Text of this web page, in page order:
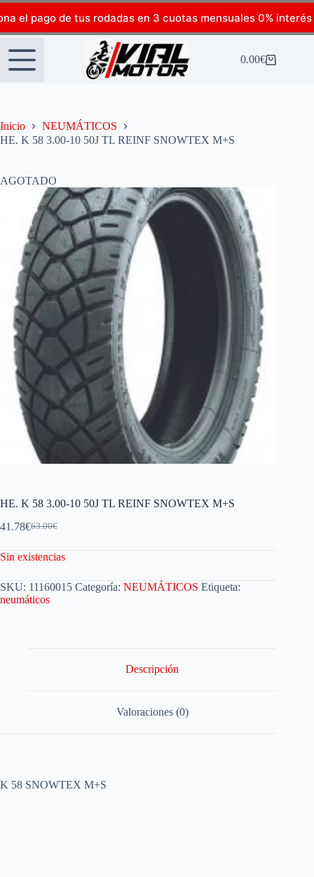
el pago de tus rodadas en 3 cuotas mensuales 0% interés
0.00€
Inicio
NEUMÁTICOS
HE. K 58 3.00-10 50J TL REINF SNOWTEX M+S
AGOTADO
HE. K 58 3.00-10 50J TL REINF SNOWTEX M+S
63.00€
41.78€
Sin existencias
SKU: 11160015 Categoría: NEUMÁTICOS Etiqueta:
neumáticos
Descripción
Valoraciones (0)
K 58 SNOWTEX M+S